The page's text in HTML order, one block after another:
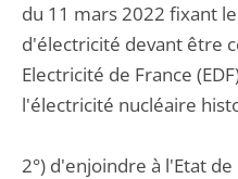
du 11 mars 2022 fixant
d'électricité devant être
Electricité de France
l'électricité nucléaire
2°) d'enjoindre à l'Etat